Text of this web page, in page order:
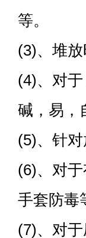
等。
(3)、堆
(4)、对
碱，易，
(5)、针
(6)、对
手套防毒
(7)、对